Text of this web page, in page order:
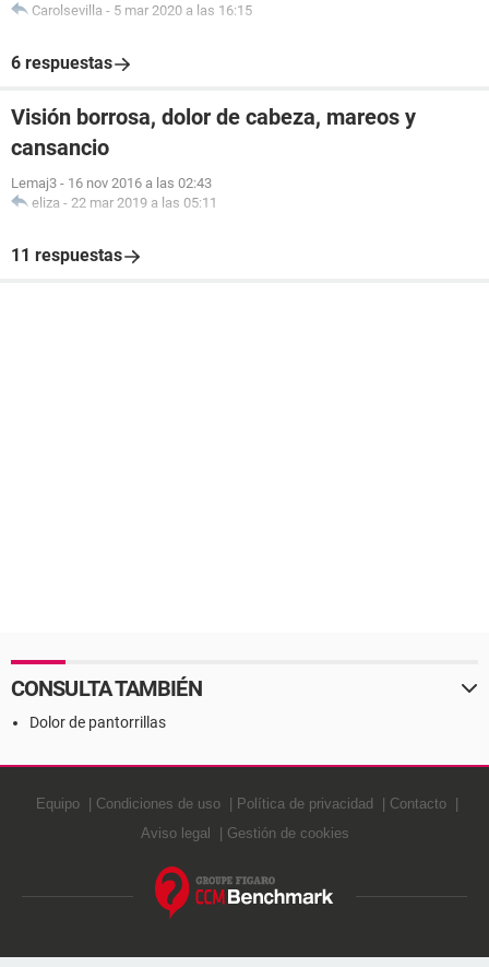
Carolsevilla - 5 mar 2020 a las 16:15
6 respuestas
Visión borrosa, dolor de cabeza, mareos y
cansancio
Lemaj3 - 16 nov 2016 a las 02:43
eliza - 22 mar 2019 a las 05:11
11 respuestas
CONSULTA TAMBIÉN
Dolor de pantorrillas
Equipo Condiciones de uso Política de privacidad
Contacto
Aviso legal
Gestión de cookies